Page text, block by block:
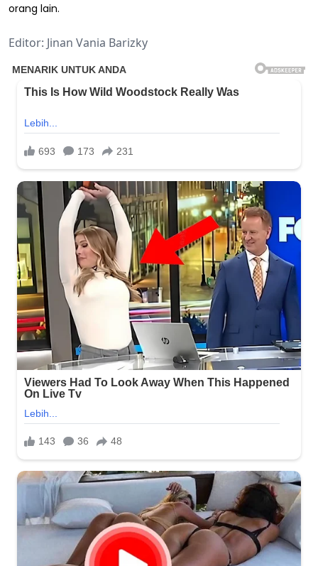
orang lain.
Editor: Jinan Vania Barizky